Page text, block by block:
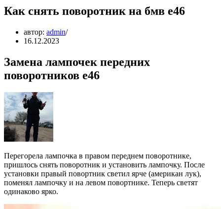
Как снять поворотник на бмв е46
автор: admin
16.12.2023
Замена лампочек передних
поворотников е46
Перегорела лампочка в правом переднем поворотнике,
пришлось снять поворотник и установить лампочку. После
установки правый повортник светил ярче (американ лук),
поменял лампочку и на левом повортнике. Теперь светят
одинаково ярко.